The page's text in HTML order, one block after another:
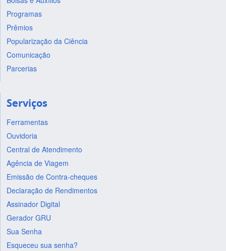
Programas
Prêmios
Popularização da Ciência
Comunicação
Parcerias
Serviços
Ferramentas
Ouvidoria
Central de Atendimento
Agência de Viagem
Emissão de Contra-cheques
Declaração de Rendimentos
Assinador Digital
Gerador GRU
Sua Senha
Esqueceu sua senha?